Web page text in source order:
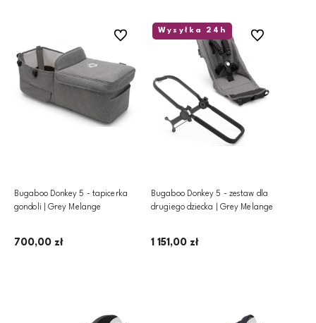
Bugaboo Donkey 5 - tapicerka
gondoli | Grey Melange
700,00 zł
Do ulubionych
Wysyłka 24h
Bugaboo Donkey 5 - zestaw dla
drugiego dziecka | Grey Melange
1 151,00 zł
Do ulubionych